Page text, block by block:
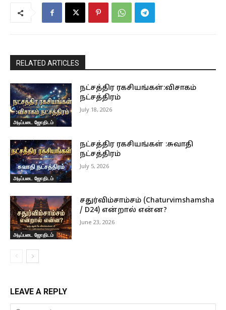
RELATED ARTICLES
அடிப்படை ஜோதிடம்
நட்சத்திர ரகசியங்கள்:விசாகம்
நட்சத்திரம்
July 18, 2026
அடிப்படை ஜோதிடம்
நட்சத்திர ரகசியங்கள் :சுவாதி
நட்சத்திரம்
July 5, 2026
அடிப்படை ஜோதிடம்
சதுர்விம்சாம்சம் (Chaturvimshamsha
/ D24) என்றால் என்ன?
June 23, 2026
LEAVE A REPLY